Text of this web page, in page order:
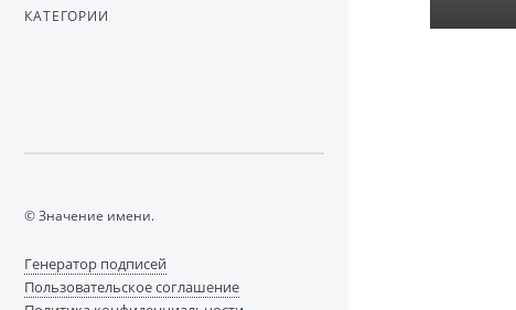
КАТЕГОРИИ
© Значение имени.
Генератор подписей
Пользовательское соглашение